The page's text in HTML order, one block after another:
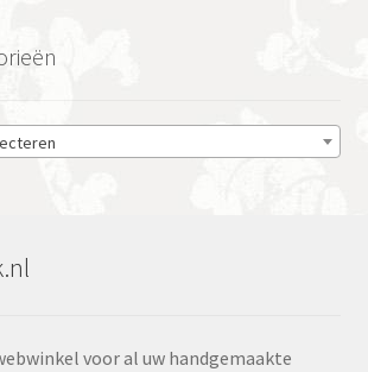
voor al uw handgemaakte